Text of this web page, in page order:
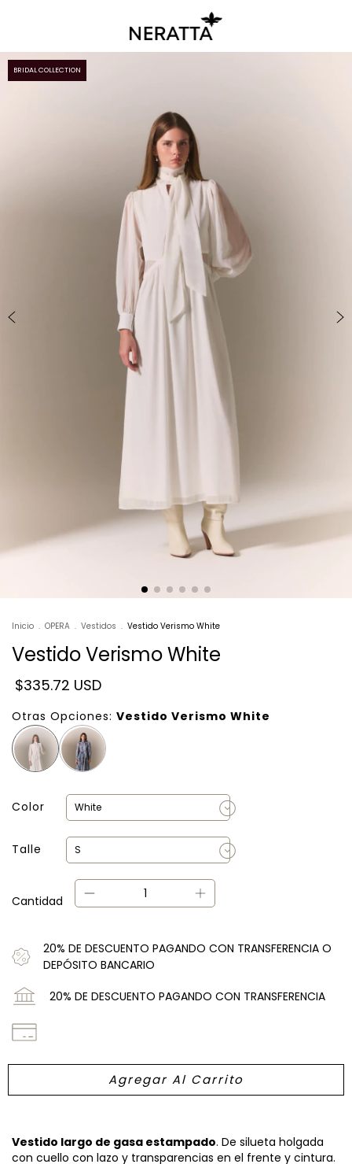
BRIDAL COLLECTION
Inicio . OPERA . Vestidos . Vestido Verismo White
Vestido Verismo White
$335.72 USD
Otras Opciones: Vestido Verismo White
Color
Talle
Cantidad
20% DE DESCUENTO PAGANDO CON TRANSFERENCIA O
DEPÓSITO BANCARIO
20% DE DESCUENTO PAGANDO CON TRANSFERENCIA
Vestido largo de gasa estampado. De silueta holgada
con cuello con lazo y transparencias en el frente y cintura.